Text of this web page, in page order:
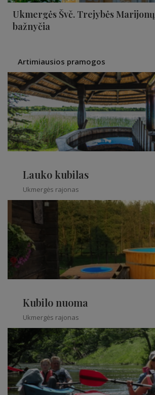
Ukmergės Švč. Trejybės Marijonų
bažnyčia
Artimiausios pramogos
Lauko kubilas
Ukmergės rajonas
Kubilo nuoma
Ukmergės rajonas